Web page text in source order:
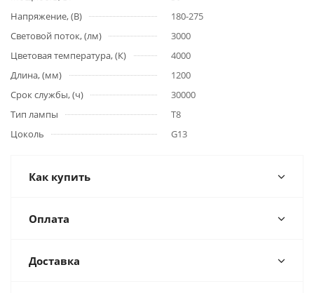
Напряжение, (В)
180-275
Световой поток, (лм)
3000
Цветовая температура, (К)
4000
Длина, (мм)
1200
Срок службы, (ч)
30000
Тип лампы
T8
Цоколь
G13
Как купить
Оплата
Доставка